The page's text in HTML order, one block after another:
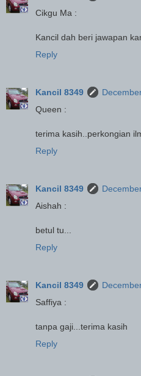
Cikgu Ma :
Kancil dah beri jawapan
Reply
Kancil 8349
Queen :
terima kasih..perkongian
Reply
Kancil 8349
Aishah :
betul tu...
Reply
Kancil 8349
Saffiya :
tanpa gaji...terima kasih
Reply